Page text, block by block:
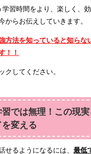
学習時間をより、楽しく、
からお伝えしていきます。
方法を知っていると知らな
！！
クしてください。
では無理！この現実
変える
せるようになるには、 最低